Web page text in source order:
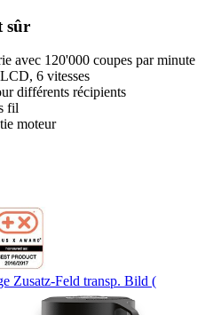
sûr
avec 120'000 coupes par minute
6 vitesses
différents récipients
fil
moteur
Zusatz-Feld transp. Bild (